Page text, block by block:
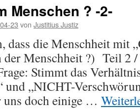
Menschen ? -2-
23 von Justitius Justiz
dass die Menschheit mit
der Menschheit ?) Teil 2
Stimmt das
und „NICHT-
uns doch einige …